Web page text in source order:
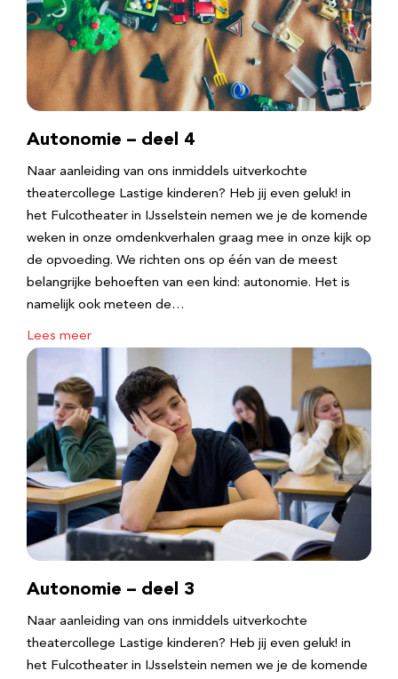
Autonomie – deel 4
Naar aanleiding van ons inmiddels uitverkochte
theatercollege Lastige kinderen? Heb jij even geluk! in
het Fulcotheater in IJsselstein nemen we je de komende
weken in onze omdenkverhalen graag mee in onze kijk op
de opvoeding. We richten ons op één van de meest
belangrijke behoeften van een kind: autonomie. Het is
namelijk ook meteen de…
Lees meer
Autonomie – deel 3
Naar aanleiding van ons inmiddels uitverkochte
theatercollege Lastige kinderen? Heb jij even geluk! in
het Fulcotheater in IJsselstein nemen we je de komende